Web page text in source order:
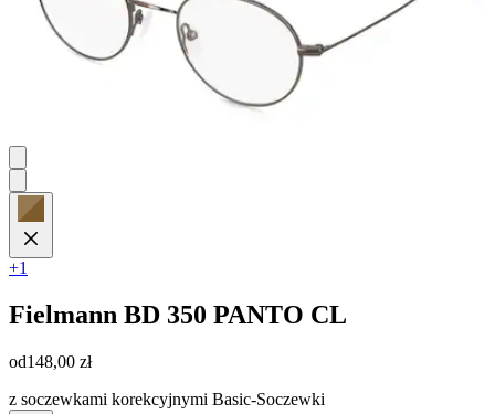
+1
Fielmann BD 350 PANTO CL
od148,00 zł
z soczewkami korekcyjnymi Basic-Soczewki